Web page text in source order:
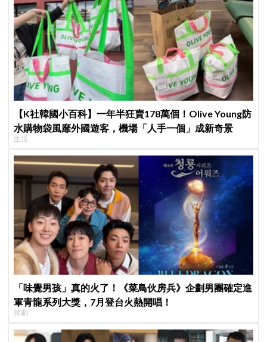
【K社韓國小百科】一年半狂賣178萬個！Olive Young防
水購物袋風靡外國遊客，機場「人手一個」成新奇景
生活
「味覺男孩」真的火了！《菜鳥伙房兵》企劃男團確定進
軍青龍系列大獎，7月登台火熱開唱！
韓劇